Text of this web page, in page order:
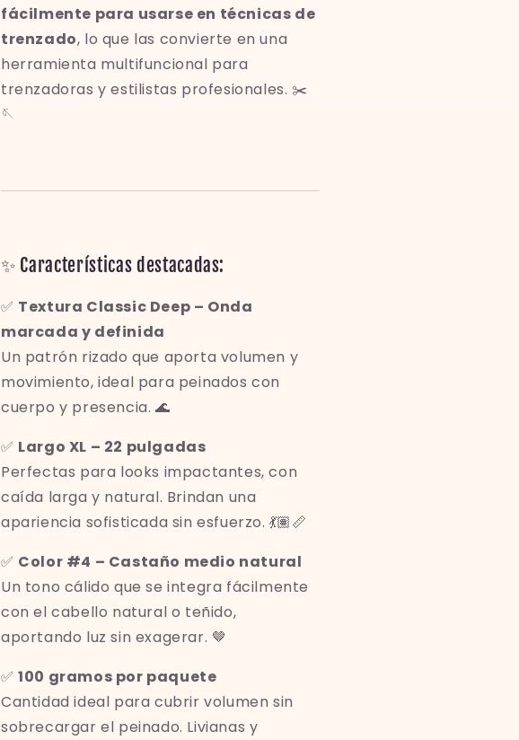
fácilmente para usarse en técnicas de
trenzado, lo que las convierte en una
herramienta multifuncional para
trenzadoras y estilistas profesionales. ✂️
🪡
✨ Características destacadas:
✅ Textura Classic Deep – Onda
marcada y definida
Un patrón rizado que aporta volumen y
movimiento, ideal para peinados con
cuerpo y presencia. 🌊
✅ Largo XL – 22 pulgadas
Perfectas para looks impactantes, con
caída larga y natural. Brindan una
apariencia sofisticada sin esfuerzo. 💃🏽📏
✅ Color #4 – Castaño medio natural
Un tono cálido que se integra fácilmente
con el cabello natural o teñido,
aportando luz sin exagerar. 🤎
✅100 gramos por paquete
Cantidad ideal para cubrir volumen sin
sobrecargar el peinado. Livianas y